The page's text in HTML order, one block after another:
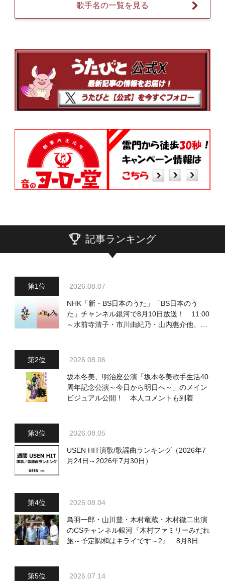
歌手名の一覧を見る
記事ランキング
2026.08.07
NHK「新・BS日本のうた」「BS日本のう
た」チャンネル銀河で8月10日放送！ 11:00
～水前寺清子・市川由紀乃・山内惠介他、
2026.08.06
坂本冬美、明治座公演「坂本冬美歌手生活40
周年記念公演～今日から明日へ～」のメイン
ビジュアル公開！ 本人コメントも到着
2026.08.05
USEN HIT演歌/歌謡曲ランキング（2026年7
月24日～2026年7月30日）
2026.08.04
鳥羽一郎・山川豊・木村竜蔵・木村徹二出演
のCSチャンネル銀河『木村ファミリーみだれ
旅～予定調和はキライです～2』 8月8日
2026.07.14